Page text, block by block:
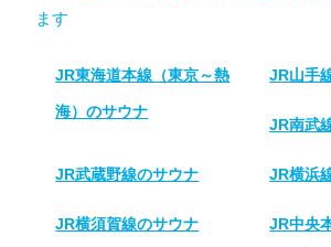
ます
JR東海道本線（東京～熱
海）のサウナ
JR山手
JR南武
JR武蔵野線のサウナ JR横浜
JR横須賀線のサウナ JR中央